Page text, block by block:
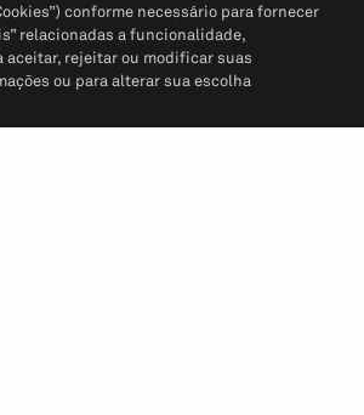
conforme necessário para fornecer
relacionadas a funcionalidade,
rejeitar ou modificar suas
ou para alterar sua escolha